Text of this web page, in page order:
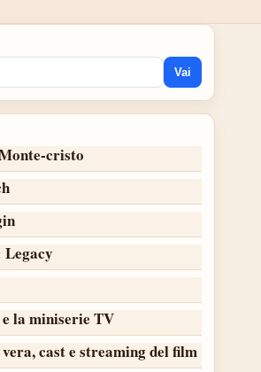
Vai
cristo
Legacy
la miniserie TV
cast e streaming del film